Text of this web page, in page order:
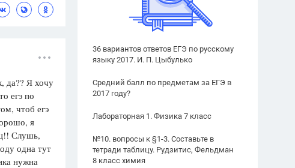
36 вариантов ответов ЕГЭ по русскому
языку 2017. И. П. Цыбулько
Средний балл по предметам за ЕГЭ в
2017 году?
Лабораторная 1. Физика 7 класс
№10. вопросы к §1-3. Составьте в
тетради таблицу. Рудзитис, Фельдман
8 класс химия
да?? Я хочу
егэ по
чтоб егэ
я
Слушь,
одна тут
нужна